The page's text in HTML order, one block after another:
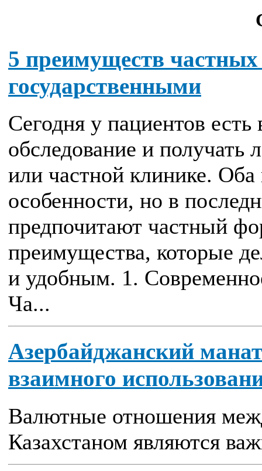
5 преимуществ
государственными
Сегодня у пациентов
обследование и получать
или частной клинике.
особенности, но в
предпочитают частный
преимущества, которые
и удобным. 1.
Ча...
Азербайджанский
взаимного
Валютные отношения
Казахстаном являются